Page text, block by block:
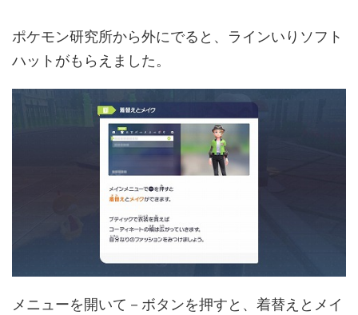
ポケモン研究所から外にでると、ラインいりソフト
ハットがもらえました。
メニューを開いて－ボタンを押すと、着替えとメイ